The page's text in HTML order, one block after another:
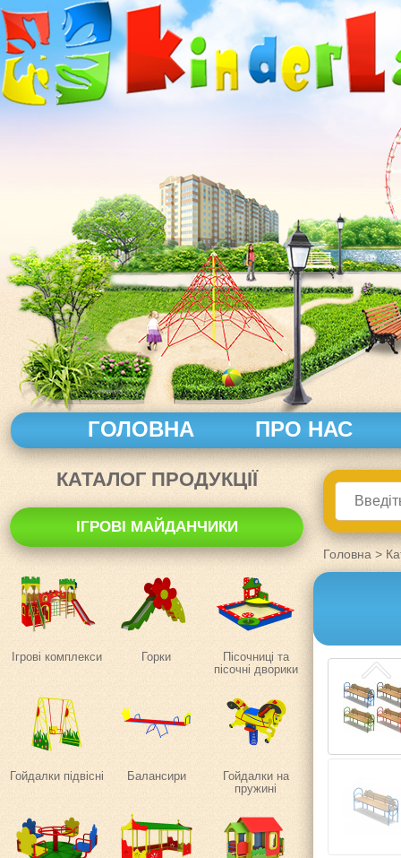
ГОЛОВНА ПРО НАС
КАТАЛОГ ПРОДУКЦІЇ
ІГРОВІ МАЙДАНЧИКИ
Ігрові комплекси Горки
Пісочниці та
пісочні дворики
Гойдалки підвісні Балансири
Гойдалки на
пружині
Головна >